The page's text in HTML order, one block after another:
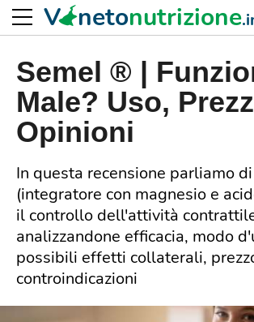
Semel ® |
Male? Uso,
Opinioni
In questa recensione parliamo
(integratore con magnesio e
il controllo dell'attività
analizzandone efficacia, modo
possibili effetti collaterali,
controindicazioni
V netonutrizione